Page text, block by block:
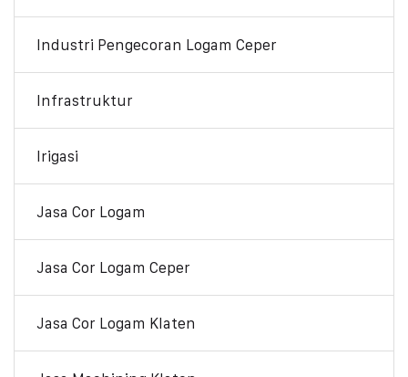
Industri Pengecoran Logam Ceper
Infrastruktur
Irigasi
Jasa Cor Logam
Jasa Cor Logam Ceper
Jasa Cor Logam Klaten